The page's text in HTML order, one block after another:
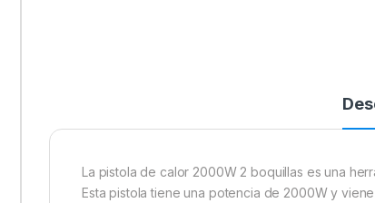
La pistola de calor 2000W 2 boquillas es una
Esta pistola tiene una potencia de 2000W y